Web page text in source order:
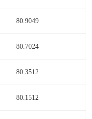
80.9049
80.7024
80.3512
80.1512